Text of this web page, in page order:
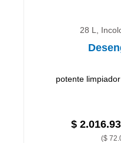
28 L,
potente
$
($